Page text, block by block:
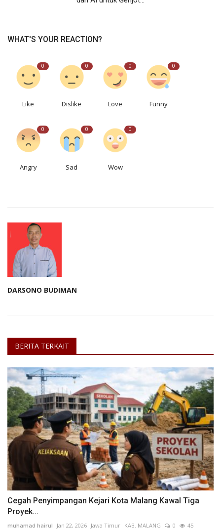
WHAT'S YOUR REACTION?
0
Like
0
Dislike
0
Love
0
Funny
0
Angry
0
Sad
0
Wow
DARSONO BUDIMAN
BERITA TERKAIT
Cegah Penyimpangan Kejari Kota Malang Kawal Tiga
Proyek...
muhamad hairul Jan 22, 2026 Jawa Timur KAB. MALANG 0 45